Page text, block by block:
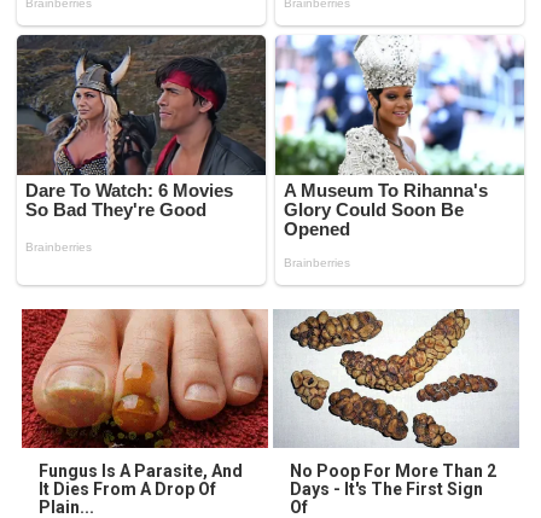
Fungus Is A Parasite, And
It Dies From A Drop Of
Plain...
No Poop For More Than 2
Days - It's The First Sign
Of